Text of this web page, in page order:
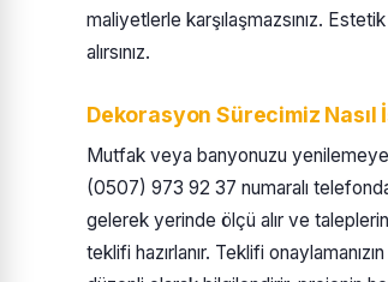
maliyetlerle karşılaşmazsınız.
alırsınız.
Dekorasyon Sürecimiz Nasıl
Mutfak veya banyonuzu
(0507) 973 92 37 numaralı
gelerek yerinde ölçü alır ve
teklifi hazırlanır. Teklifi